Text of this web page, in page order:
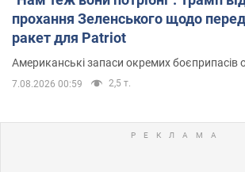
прохання Зеленського щодо
ракет для Patriot
Американські запаси окремих боєприпасів
7.08.2026 00:59 2,5 т.